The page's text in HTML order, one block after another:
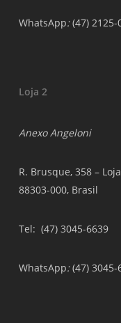
WhatsApp:(47) 2125-
Loja 2
Anexo Angeloni
R. Brusque, 358 –
88303-000, Brasil
Tel: (47) 3045-6639
WhatsApp:(47) 3045-